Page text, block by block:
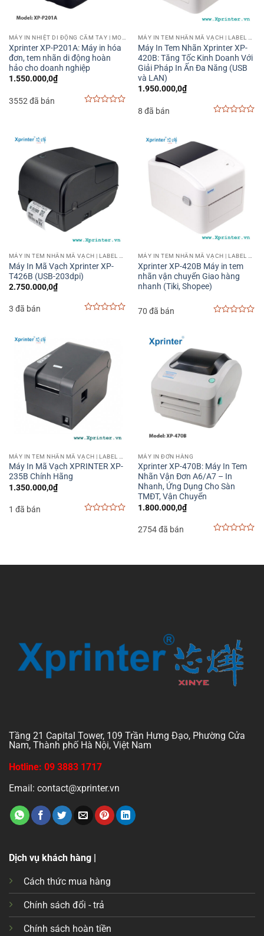
MÁY IN NHIỆT DI ĐỘNG CẦM TAY | MOBILE PRINTER
Xprinter XP-P201A: Máy in hóa
đơn, tem nhãn di động hoàn
hảo cho doanh nghiệp
1.550.000,0₫
3552 đã bán
MÁY IN TEM NHÃN MÃ VẠCH | LABEL BARCODE PRINTER
Máy In Tem Nhãn Xprinter XP-
420B: Tăng Tốc Kinh Doanh Với
Giải Pháp In Ấn Đa Năng (USB
và LAN)
1.950.000,0₫
8 đã bán
Máy In Mã Vạch Xprinter XP-
T426B (USB-203dpi)
2.750.000,0₫
3 đã bán
5
Xprinter XP-420B Máy in tem
nhãn vận chuyển Giao hàng
nhanh (Tiki, Shopee)
70 đã bán
Máy In Mã Vạch XPRINTER XP-
235B Chính Hãng
1.350.000,0₫
1 đã bán
MÁY IN ĐƠN HÀNG
Xprinter XP-470B: Máy In Tem
Nhãn Vận Đơn A6/A7 – In
Nhanh, Ứng Dụng Cho Sàn
TMĐT, Vận Chuyển
1.800.000,0₫
2754 đã bán
5
Tầng 21 Capital Tower, 109 Trần Hưng Đạo, Phường Cửa
Nam, Thành phố Hà Nội, Việt Nam
Hotline: 09 3883 1717
Email: contact@xprinter.vn
Dịch vụ khách hàng |
Cách thức mua hàng
Chính sách đổi - trả
Chính sách hoàn tiền